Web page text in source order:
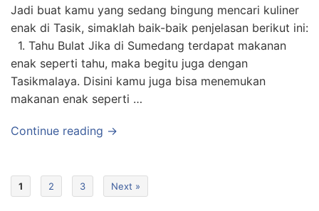
Jadi buat kamu yang sedang bingung mencari kuliner
enak di Tasik, simaklah baik-baik penjelasan berikut ini:
1. Tahu Bulat Jika di Sumedang terdapat makanan
enak seperti tahu, maka begitu juga dengan
Tasikmalaya. Disini kamu juga bisa menemukan
makanan enak seperti …
Continue reading →
1 2 3 Next »